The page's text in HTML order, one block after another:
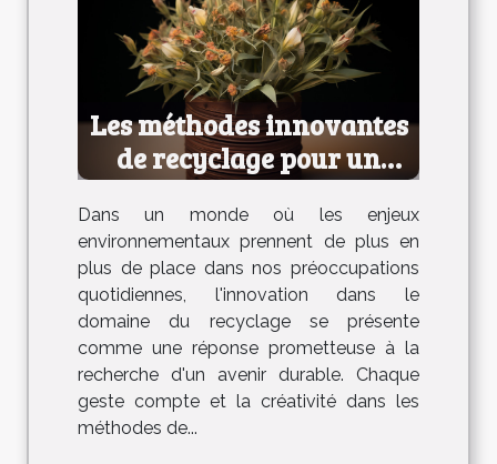
Les méthodes innovantes
de recyclage pour un
avenir durable
Dans un monde où les enjeux
environnementaux prennent de plus en
plus de place dans nos préoccupations
quotidiennes, l'innovation dans le
domaine du recyclage se présente
comme une réponse prometteuse à la
recherche d'un avenir durable. Chaque
geste compte et la créativité dans les
méthodes de...